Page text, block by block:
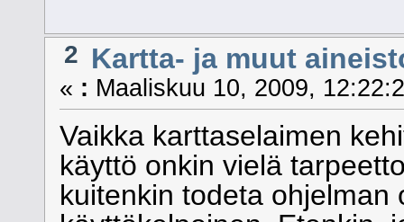
2 Kartta- ja muut
« : Maaliskuu 10, 2009,
Vaikka karttaselaimen
käyttö onkin vielä
kuitenkin todeta ohjelman